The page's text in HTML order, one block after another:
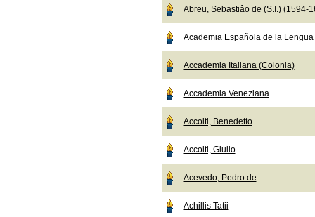
Abreu, Sebastiâo de (S.I.) (1594-
Academia Española de la Lengua
Accademia Italiana (Colonia)
Accademia Veneziana
Accolti, Benedetto
Accolti, Giulio
Acevedo, Pedro de
Achillis Tatii